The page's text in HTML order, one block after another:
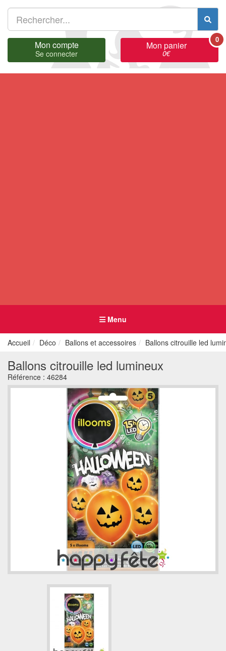
Mon compte
Se connecter
Mon panier
0€
0
Menu
Accueil Déco Ballons et accessoires Ballons citrouille led
Ballons citrouille led lumineux
Référence : 46284